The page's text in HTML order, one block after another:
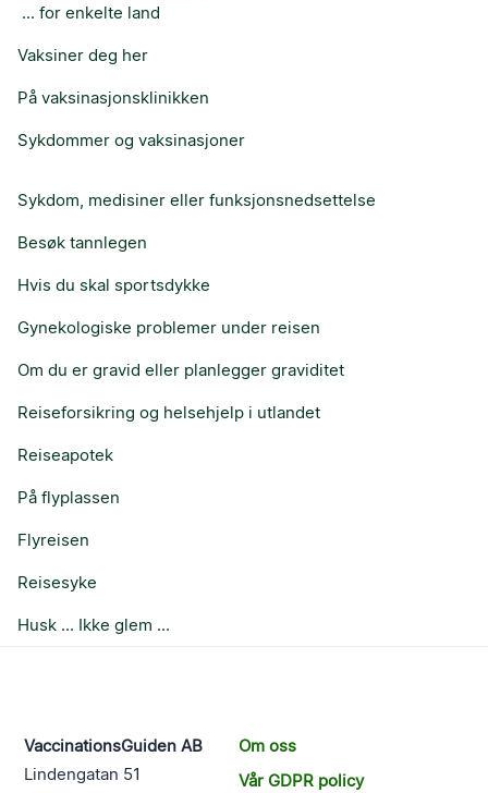
... for enkelte land
Vaksiner deg her
På vaksinasjonsklinikken
Sykdommer og vaksinasjoner
Sykdom, medisiner eller funksjonsnedsettelse
Besøk tannlegen
Hvis du skal sportsdykke
Gynekologiske problemer under reisen
Om du er gravid eller planlegger graviditet
Reiseforsikring og helsehjelp i utlandet
Reiseapotek
På flyplassen
Flyreisen
Reisesyke
Husk ... Ikke glem ...
VaccinationsGuiden AB
Lindengatan 51
Om oss
Vår GDPR policy